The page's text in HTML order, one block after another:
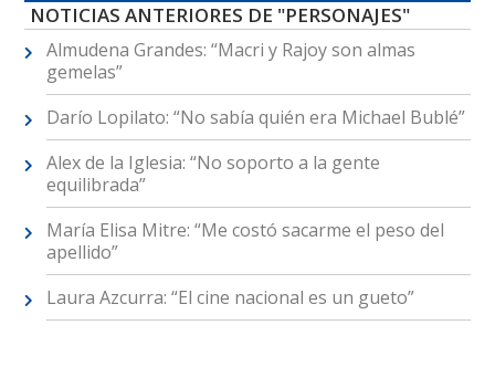
NOTICIAS ANTERIORES DE "PERSONAJES"
Almudena Grandes: “Macri y Rajoy son almas
gemelas”
Darío Lopilato: “No sabía quién era Michael Bublé”
Alex de la Iglesia: “No soporto a la gente
equilibrada”
María Elisa Mitre: “Me costó sacarme el peso del
apellido”
Laura Azcurra: “El cine nacional es un gueto”